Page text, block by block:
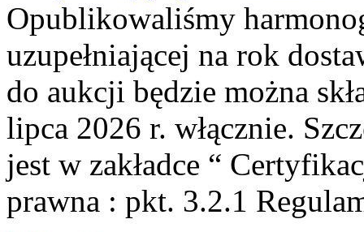
Opublikowaliśmy
uzupełniającej na rok
do aukcji będzie można
lipca 2026 r. włącznie.
jest w zakładce “
prawna : pkt. 3.2.1